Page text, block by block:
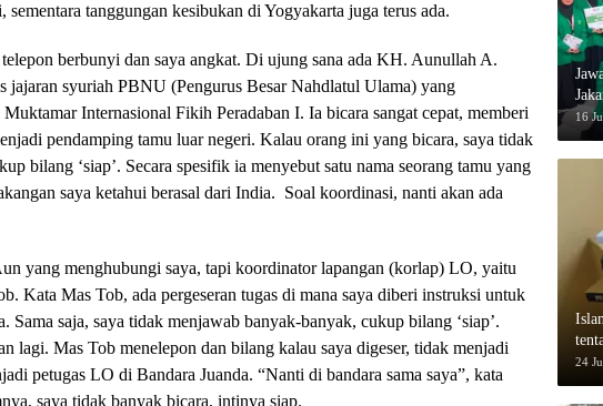
sementara tanggungan kesibukan di Yogyakarta juga terus ada.
berbunyi dan saya angkat. Di ujung sana ada KH. Aunullah A.
jajaran syuriah PBNU (Pengurus Besar Nahdlatul Ulama) yang
Internasional Fikih Peradaban I. Ia bicara sangat cepat, memberi
pendamping tamu luar negeri. Kalau orang ini yang bicara, saya tidak
bilang ‘siap’. Secara spesifik ia menyebut satu nama seorang tamu yang
saya ketahui berasal dari India. Soal koordinasi, nanti akan ada
yang menghubungi saya, tapi koordinator lapangan (korlap) LO, yaitu
Kata Mas Tob, ada pergeseran tugas di mana saya diberi instruksi untuk
Sama saja, saya tidak menjawab banyak-banyak, cukup bilang ‘siap’.
lagi. Mas Tob menelepon dan bilang kalau saya digeser, tidak menjadi
petugas LO di Bandara Juanda. “Nanti di bandara sama saya”, kata
saya tidak banyak bicara, intinya siap.
16
24